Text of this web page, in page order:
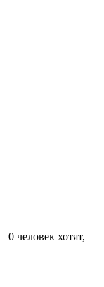
0 человек хотят,